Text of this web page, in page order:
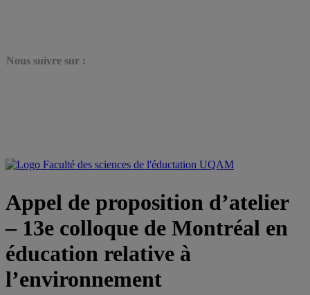
Nous suivre sur :
Appel de proposition d’atelier
– 13e colloque de Montréal en
éducation relative à
l’environnement